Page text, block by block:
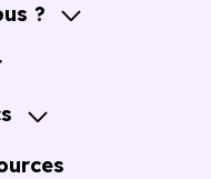
?
neuf en VEFA